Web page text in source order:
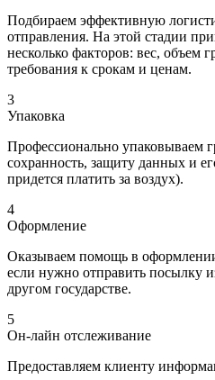
Подбираем эффективную
отправления. На этой стадии
несколько факторов: вес, объем
требования к срокам и ценам.
3
Упаковка
Профессионально упаковываем
сохранность, защиту данных и
придется платить за воздух).
4
Оформление
Оказываем помощь в
если нужно отправить посылку
другом государстве.
5
Он-лайн отслеживание
Предоставляем клиенту